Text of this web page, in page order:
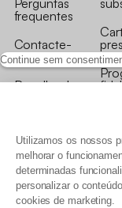
Continue sem
Utilizamos os nossos
melhorar o
determinadas
personalizar o
cookies de marketing.
frequentes
Contacte-
nos
Recolha de
Termos e